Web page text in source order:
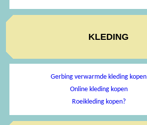
KLEDING
Gerbing verwarmde kleding kopen
Online kleding kopen
Roeikleding kopen?